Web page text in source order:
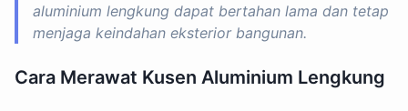
aluminium lengkung dapat bertahan lama dan tetap
menjaga keindahan eksterior bangunan.
Cara Merawat Kusen Aluminium Lengkung